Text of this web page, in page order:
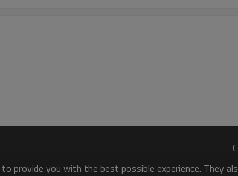
provide you with the best possible experience. They